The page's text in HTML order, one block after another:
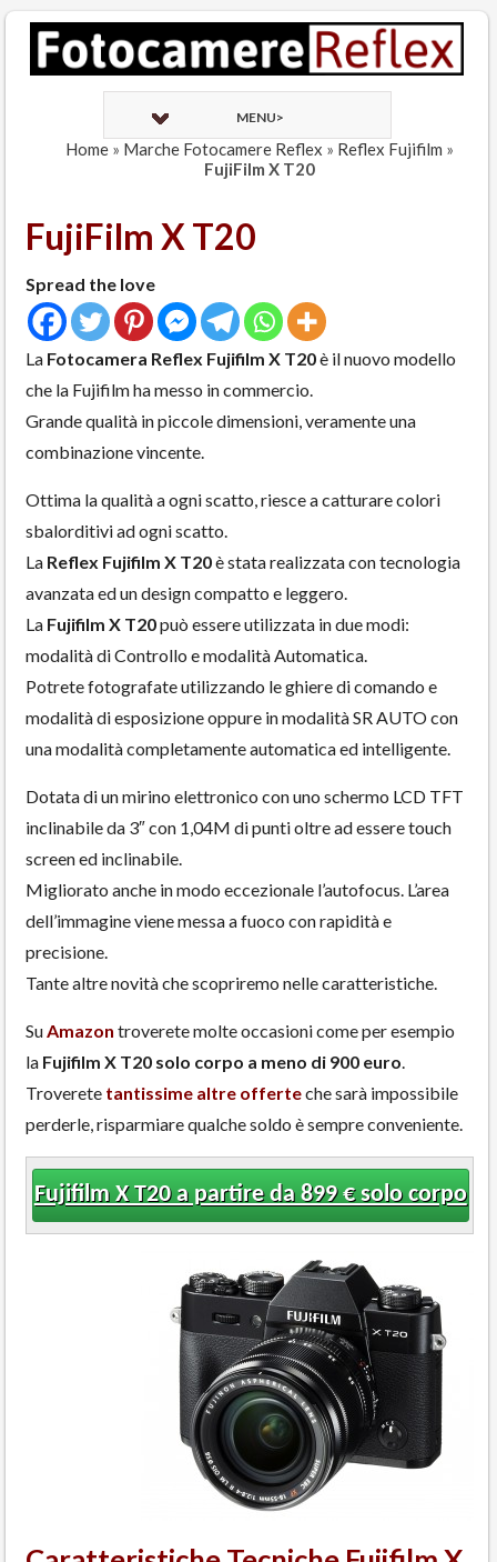
MENU>
Home » Marche Fotocamere Reflex » Reflex Fujifilm »
FujiFilm X T20
FujiFilm X T20
Spread the love
La Fotocamera Reflex Fujifilm X T20è il nuovo modello
che la Fujifilm ha messo in commercio.
Grande qualità in piccole dimensioni, veramente una
combinazione vincente.
Ottima la qualità a ogni scatto, riesce a catturare colori
sbalorditivi ad ogni scatto.
La Reflex Fujifilm X T20è stata realizzata con tecnologia
avanzata ed un design compatto e leggero.
La Fujifilm X T20può essere utilizzata in due modi:
modalità di Controllo e modalità Automatica.
Potrete fotografate utilizzando le ghiere di comando e
modalità di esposizione oppure in modalità SR AUTO con
una modalità completamente automatica ed intelligente.
Dotata di un mirino elettronico con uno schermo LCD TFT
inclinabile da 3″ con 1,04M di punti oltre ad essere touch
screen ed inclinabile.
Migliorato anche in modo eccezionale l’autofocus. L’area
dell’immagine viene messa a fuoco con rapidità e
precisione.
Tante altre novità che scopriremo nelle caratteristiche.
Su Amazon troverete molte occasioni come per esempio
la Fujifilm X T20 solo corpo a meno di 900 euro
Troverete tantissime altre offerteche sarà impossibile
perderle, risparmiare qualche soldo è sempre conveniente.
Fujifilm X T20 a partire da 899 € solo corpo